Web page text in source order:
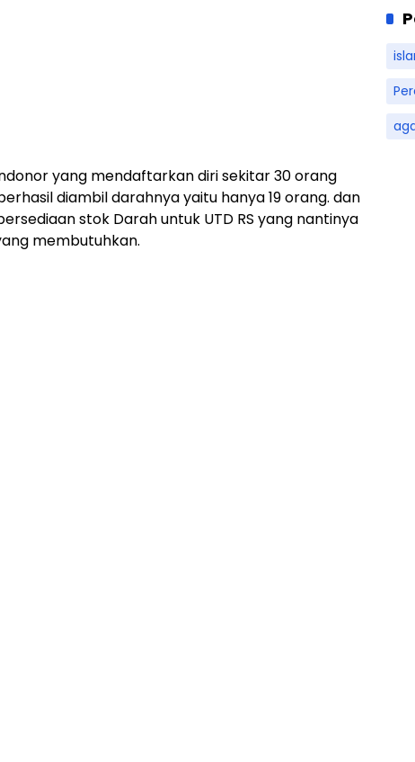
yang mendaftarkan diri sekitar 30 orang
diambil darahnya yaitu hanya 19 orang. dan
stok Darah untuk UTD RS yang nantinya
membutuhkan.